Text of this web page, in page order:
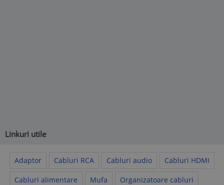
Linkuri utile
Adaptor Cabluri RCA Cabluri audio Cabluri HDMI
Cabluri alimentare Mufa Organizatoare cabluri